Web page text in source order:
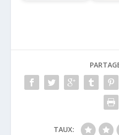
TAUX: